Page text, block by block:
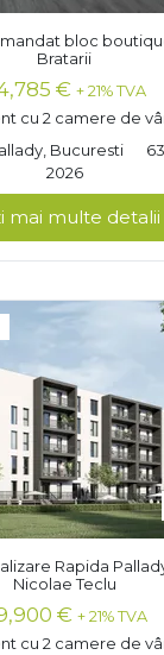
bloc
Bratarii
€ + 21% TVA
cu 2 camere de
Bucuresti
2026
mai multe detalii
Rapida
Nicolae Teclu
€ + 21% TVA
cu 2 camere de